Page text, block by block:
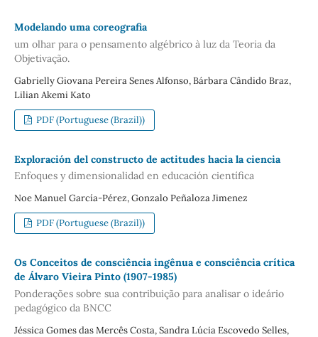
Modelando uma coreografia
um olhar para o pensamento algébrico à luz da Teoria da
Objetivação.
Gabrielly Giovana Pereira Senes Alfonso, Bárbara Cândido Braz,
Lilian Akemi Kato
PDF (Portuguese (Brazil))
Exploración del constructo de actitudes hacia la ciencia
Enfoques y dimensionalidad en educación científica
Noe Manuel García-Pérez, Gonzalo Peñaloza Jimenez
PDF (Portuguese (Brazil))
Os Conceitos de consciência ingênua e consciência crítica
de Álvaro Vieira Pinto (1907-1985)
Ponderações sobre sua contribuição para analisar o ideário
pedagógico da BNCC
Jéssica Gomes das Mercês Costa, Sandra Lúcia Escovedo Selles,